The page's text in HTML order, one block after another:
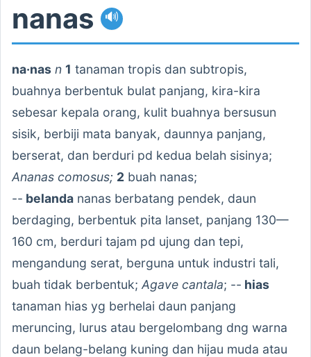
nanas 🔊
na·nas n 1 tanaman tropis dan subtropis,
buahnya berbentuk bulat panjang, kira-kira
sebesar kepala orang, kulit buahnya bersusun
sisik, berbiji mata banyak, daunnya panjang,
berserat, dan berduri pd kedua belah sisinya;
Ananas comosus; 2 buah nanas;
-- belanda nanas berbatang pendek, daun
berdaging, berbentuk pita lanset, panjang 130—
160 cm, berduri tajam pd ujung dan tepi,
mengandung serat, berguna untuk industri tali,
buah tidak berbentuk; Agave cantala; -- hias
tanaman hias yg berhelai daun panjang
meruncing, lurus atau bergelombang dng warna
daun belang-belang kuning dan hijau muda atau